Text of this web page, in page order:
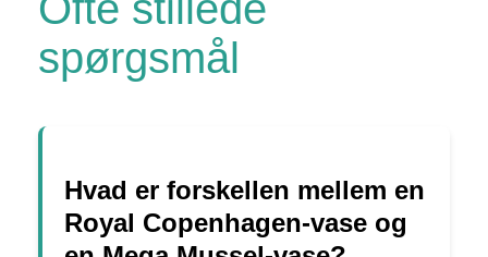
spørgsmål
Hvad er forskellen mellem en
Royal Copenhagen-vase og